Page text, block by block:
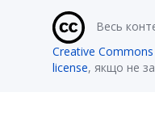
Весь
Creative
license, якщо не